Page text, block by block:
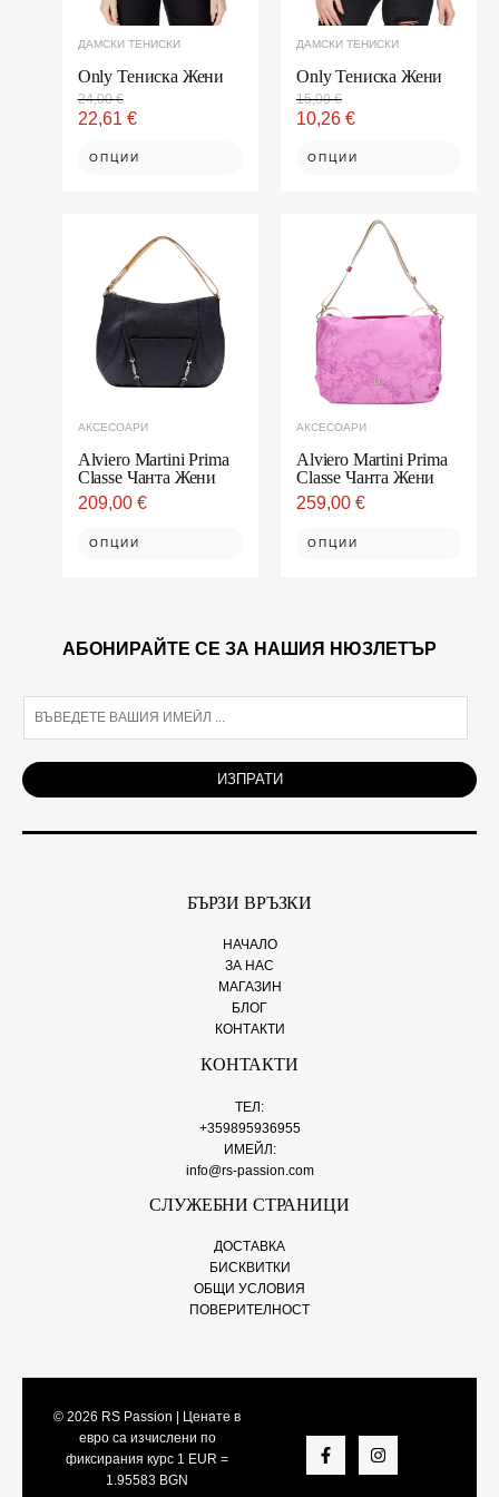
ДАМСКИ ТЕНИСКИ
Only Тениска Жени
24,00€
22,61 €
ОПЦИИ
chosen
the
product
page
ДАМСКИ ТЕНИСКИ
Only Тениска Жени
15,00€
10,26 €
ОПЦИИ
chosen
the
product
page
АКСЕСОАРИ
Alviero Martini Prima
Classe Чанта Жени
209,00 €
ОПЦИИ
multiple
variants.
The
options
may
on
the
product
page
АКСЕСОАРИ
Alviero Martini Prima
Classe Чанта Жени
259,00 €
ОПЦИИ
multiple
variants.
The
options
may
on
the
product
page
АБОНИРАЙТЕ СЕ ЗА НАШИЯ НЮЗЛЕТЪР
i
l
ИЗПРАТИ
БЪРЗИ ВРЪЗКИ
НАЧАЛО
ЗА НАС
МАГАЗИН
БЛОГ
КОНТАКТИ
КОНТАКТИ
ТЕЛ:
+359895936955
ИМЕЙЛ:
info@rs-passion.com
СЛУЖЕБНИ СТРАНИЦИ
ДОСТАВКА
БИСКВИТКИ
ОБЩИ УСЛОВИЯ
ПОВЕРИТЕЛНОСТ
© 2026 RS Passion | Ценате в
евро са изчислени по
фиксирания курс 1 EUR =
1.95583 BGN